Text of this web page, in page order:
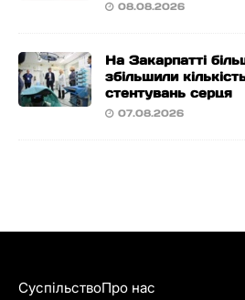
08.08.2026
На Закарпатті
збільшили
стентувань серця
07.08.2026
СуспільствоПро нас